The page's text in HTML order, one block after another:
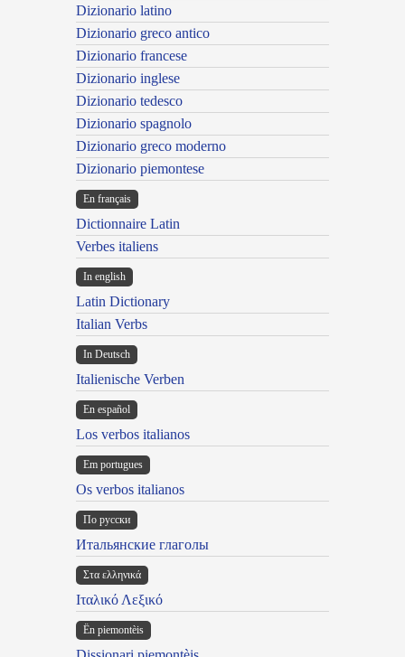
Dizionario latino
Dizionario greco antico
Dizionario francese
Dizionario inglese
Dizionario tedesco
Dizionario spagnolo
Dizionario greco moderno
Dizionario piemontese
En français
Dictionnaire Latin
Verbes italiens
In english
Latin Dictionary
Italian Verbs
In Deutsch
Italienische Verben
En español
Los verbos italianos
Em portugues
Os verbos italianos
По русски
Итальянские глаголы
Στα ελληνικά
Ιταλικό Λεξικό
Ën piemontèis